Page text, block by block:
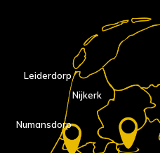
Nijkerk
Numansdorp
Leiderdorp